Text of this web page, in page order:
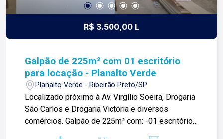
R$ 3.500,00 L
Galpão de 225m² com 01 escritório
para locação - Planalto Verde
Planalto Verde - Ribeirão Preto/SP
Localizado próximo à Av. Virgílio Soeira, Drogaria
São Carlos e Drogaria Victória e diversos
comércios. Galpão de 225m² com: -01 escritório;